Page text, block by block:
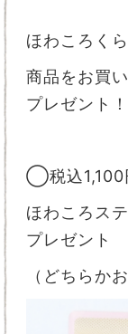
ほわころく
商品をお買
プレゼント！
◯税込1,100
ほわころス
プレゼント
（どちらか